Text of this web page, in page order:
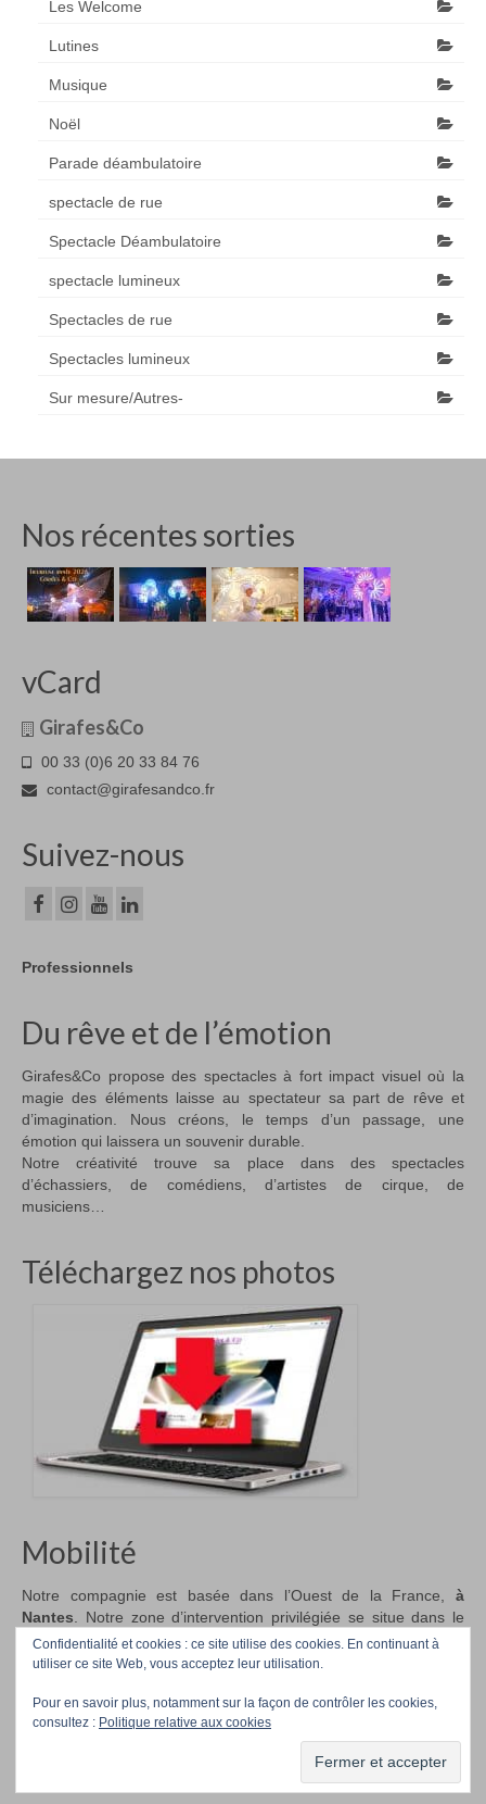
Les Welcome
Lutines
Musique
Noël
Parade déambulatoire
spectacle de rue
Spectacle Déambulatoire
spectacle lumineux
Spectacles de rue
Spectacles lumineux
Sur mesure/Autres-
Nos récentes sorties
vCard
Girafes&Co
00 33 (0)6 20 33 84 76
contact@girafesandco.fr
Suivez-nous
Professionnels
Du rêve et de l’émotion
Girafes&Co propose des spectacles à fort impact visuel où la
magie des éléments laisse au spectateur sa part de rêve et
d’imagination. Nous créons, le temps d’un passage, une
émotion qui laissera un souvenir durable.
Notre créativité trouve sa place dans des spectacles
d’échassiers, de comédiens, d’artistes de cirque, de
musiciens…
Téléchargez nos photos
Mobilité
Notre compagnie est basée dans l’Ouest de la France, à
Nantes . Notre zone d’intervention privilégiée se situe dans le
Grand Ouest et le Bassin Parisien.
Accueil Téléchargez nos photos Professionnels/Event managers Contact
Confidentialité et cookies : ce site utilise des cookies. En continuant à
utiliser ce site Web, vous acceptez leur utilisation.
Pour en savoir plus, notamment sur la façon de contrôler les cookies,
consultez : Politique relative aux cookies